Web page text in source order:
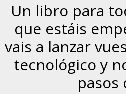
Un libro para
que estáis
vais a lanzar
tecnológico y
pasos